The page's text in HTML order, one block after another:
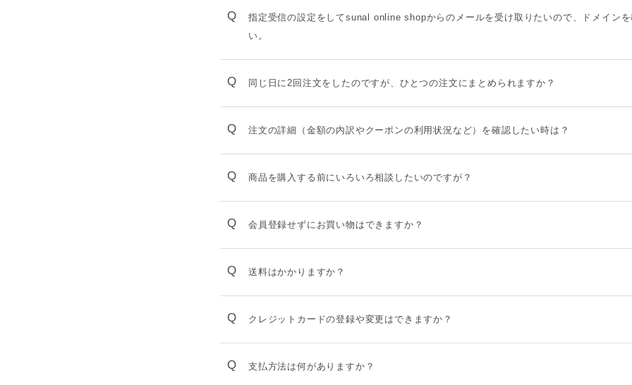
Q
指定受信の設定をしてsunal online shopからのメールを受け取りたいので、ドメイン
い。
Q 同じ日に2回注文をしたのですが、ひとつの注文にまとめられますか？
Q 注文の詳細（金額の内訳やクーポンの利用状況など）を確認したい時は？
Q 商品を購入する前にいろいろ相談したいのですが？
Q 会員登録せずにお買い物はできますか？
Q 送料はかかりますか？
Q クレジットカードの登録や変更はできますか？
Q 支払方法は何がありますか？